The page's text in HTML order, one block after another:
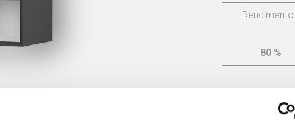
Rendimento
80 %